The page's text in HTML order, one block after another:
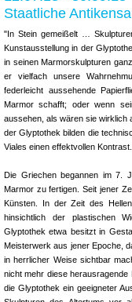
Staatliche
"In Stein gemeißelt …
Kunstausstellung in der
in seinen Marmorskulpturen
er vielfach unsere
federleicht aussehende
Marmor schafft; oder wenn
aussehen, als wären sie wirklich
der Glyptothek bilden die
Viales einen effektvollen Kontrast.
Die Griechen begannen im 7.
Marmor zu fertigen. Seit jener
Künsten. In der Zeit des
hinsichtlich der plastischen
Glyptothek etwa besitzt in
Meisterwerk aus jener Epoche,
in herrlicher Weise sichtbar
nicht mehr diese
die Glyptothek ein geeigneter